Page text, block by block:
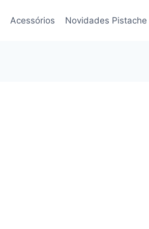
Acessórios Novidades Pistache